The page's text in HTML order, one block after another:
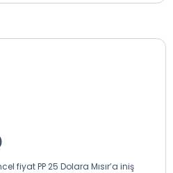
fiyat PP 25 Dolara Mısır’a iniş